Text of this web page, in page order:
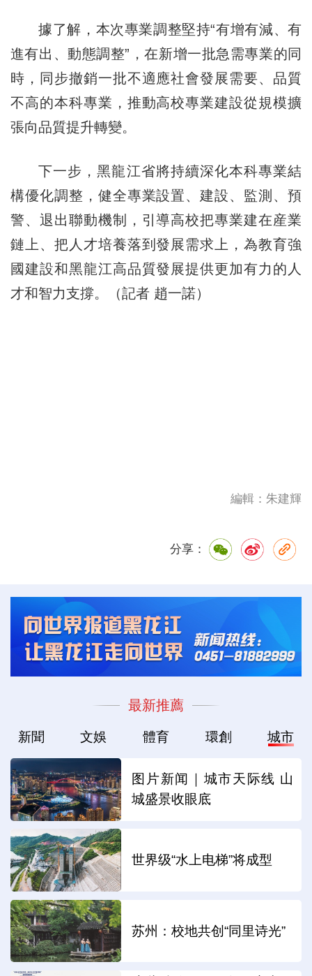
據了解，本次專業調整堅持“有增有減、有
進有出、動態調整”，在新增一批急需專業的同
時，同步撤銷一批不適應社會發展需要、品質
不高的本科專業，推動高校專業建設從規模擴
張向品質提升轉變。
下一步，黑龍江省將持續深化本科專業結
構優化調整，健全專業設置、建設、監測、預
警、退出聯動機制，引導高校把專業建在産業
鏈上、把人才培養落到發展需求上，為教育強
國建設和黑龍江高品質發展提供更加有力的人
才和智力支撐。（記者 趙一諾）
編輯：朱建輝
分享：
最新推薦
新聞 文娛 體育 環創 城市
图片新闻｜城市天际线 山
城盛景收眼底
世界级“水上电梯”将成型
苏州：校地共创“同里诗光”